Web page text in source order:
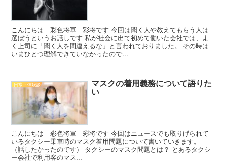
こんにちは 彩色将軍 彩将です 今回は聞く人や教えてもらう人は
選ぼうというお話しです 私が社会に出て初めて働いた会社では、よ
く上司に「聞く人を間違えるな」と言われておりました。 その時は
いまひとつ理解できていなかったので...
日常・体験談
マスクの着用義務について語りた
い
こんにちは 彩色将軍 彩将です 今回はニュースでも取りげられて
いるタクシー乗車時のマスク着用問題について書いていきます。
（話したかったのです） タクシーのマスク問題とは？ とあるタクシ
ー会社で利用客のマス...